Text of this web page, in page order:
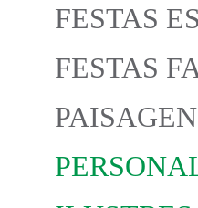
FESTAS
FESTAS